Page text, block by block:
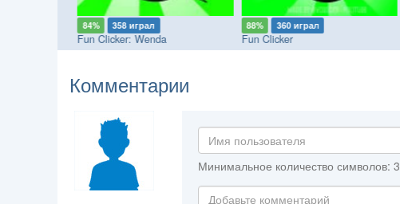
84% 358 играл
Fun Clicker: Wenda
88% 360 играл
Fun Clicker
Комментарии
Минимальное количество символов: 3